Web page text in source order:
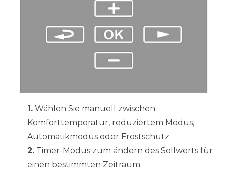
1. Wählen Sie manuell zwischen
Komforttemperatur, reduziertem Modus,
Automatikmodus oder Frostschutz.
2. Timer-Modus zum ändern des Sollwerts für
einen bestimmten Zeitraum.